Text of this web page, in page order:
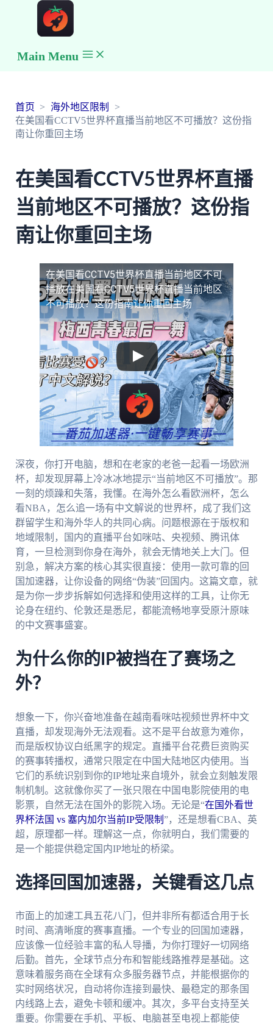
Main Menu
首页
海外地区限制
在美国看CCTV5世界杯直播当前地区不可播放？这份指
南让你重回主场
在美国看CCTV5世界杯直播
当前地区不可播放？这份指
南让你重回主场
在美国看CCTV5世界杯直播当前地区不可
播放在美国看CCTV5世界杯直播当前地区
不可播放？这份指南让你重回主场
深夜，你打开电脑，想和在老家的老爸一起看一场欧洲
杯，却发现屏幕上冷冰冰地提示“当前地区不可播放”。那
一刻的烦躁和失落，我懂。在海外怎么看欧洲杯，怎么
看NBA，怎么追一场有中文解说的世界杯，成了我们这
群留学生和海外华人的共同心病。问题根源在于版权和
地域限制，国内的直播平台如咪咕、央视频、腾讯体
育，一旦检测到你身在海外，就会无情地关上大门。但
别急，解决方案的核心其实很直接：使用一款可靠的回
国加速器，让你设备的网络“伪装”回国内。这篇文章，就
是为你一步步拆解如何选择和使用这样的工具，让你无
论身在纽约、伦敦还是悉尼，都能流畅地享受原汁原味
的中文赛事盛宴。
为什么你的IP被挡在了赛场之
外？
想象一下，你兴奋地准备在越南看咪咕视频世界杯中文
直播，却发现海外无法观看。这不是平台故意为难你，
而是版权协议白纸黑字的规定。直播平台花费巨资购买
的赛事转播权，通常只限定在中国大陆地区内使用。当
它们的系统识别到你的IP地址来自境外，就会立刻触发限
制机制。这就像你买了一张只限在中国电影院使用的电
影票，自然无法在国外的影院入场。无论是“在国外看世
界杯法国 vs 塞内加尔当前IP受限制 ”，还是想看CBA、英
超，原理都一样。理解这一点，你就明白，我们需要的
是一个能提供稳定国内IP地址的桥梁。
选择回国加速器，关键看这几点
市面上的加速工具五花八门，但并非所有都适合用于长
时间、高清晰度的赛事直播。一个专业的回国加速器，
应该像一位经验丰富的私人导播，为你打理好一切网络
后勤。首先，全球节点分布和智能线路推荐是基础。这
意味着服务商在全球有众多服务器节点，并能根据你的
实时网络状况，自动将你连接到最快、最稳定的那条国
内线路上去，避免卡顿和缓冲。其次，多平台支持至关
重要。你需要在手机、平板、电脑甚至电视上都能使